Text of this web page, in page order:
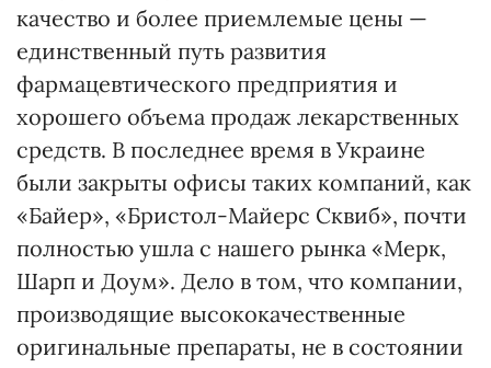
качество и более приемлемые цены —
единственный путь развития
фармацевтического предприятия и
хорошего объема продаж лекарственных
средств. В последнее время в Украине
были закрыты офисы таких компаний, как
«Байер», «Бристол-Майерс Сквиб», почти
полностью ушла с нашего рынка «Мерк,
Шарп и Доум». Дело в том, что компании,
производящие высококачественные
оригинальные препараты, не в состоянии